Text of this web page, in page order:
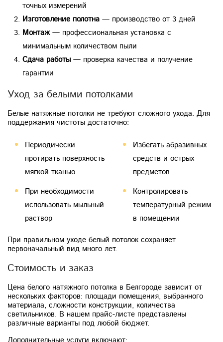
точных измерений
Изготовление полотна — производство от 3 дней
Монтаж— профессиональная установка с
минимальным количеством пыли
Сдача работы — проверка качества и получение
гарантии
Уход за белыми потолками
Белые натяжные потолки не требуют сложного ухода. Для
поддержания чистоты достаточно:
Периодически
протирать поверхность
мягкой тканью
При необходимости
использовать мыльный
раствор
Избегать абразивных
средств и острых
предметов
Контролировать
температурный режим
в помещении
При правильном уходе белый потолок сохраняет
первоначальный вид много лет.
Стоимость и заказ
Цена белого натяжного потолка в Белгороде зависит от
нескольких факторов: площади помещения, выбранного
материала, сложности конструкции, количества
светильников. В нашем прайс-листе представлены
различные варианты под любой бюджет.